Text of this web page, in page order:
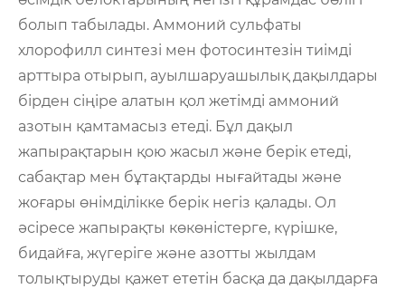
болып табылады. Аммоний сульфаты
хлорофилл синтезі мен фотосинтезін тиімді
арттыра отырып, ауылшаруашылық дақылдары
бірден сіңіре алатын қол жетімді аммоний
азотын қамтамасыз етеді. Бұл дақыл
жапырақтарын қою жасыл және берік етеді,
сабақтар мен бұтақтарды нығайтады және
жоғары өнімділікке берік негіз қалады. Ол
әсіресе жапырақты көкөністерге, күрішке,
бидайға, жүгеріге және азотты жылдам
толықтыруды қажет ететін басқа да дақылдарға